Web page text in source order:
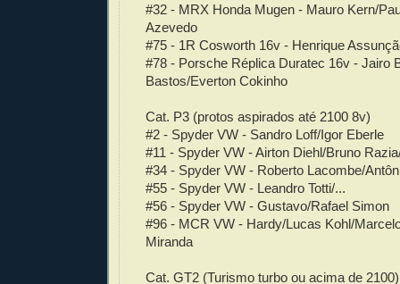
#32 - MRX Honda Mugen - Mauro Kern/
Azevedo
#75 - 1R Cosworth 16v - Henrique
#78 - Porsche Réplica Duratec 16v - Jairo
Bastos/Everton Cokinho
Cat. P3 (protos aspirados até 2100 8v)
#2 - Spyder VW - Sandro Loff/Igor Eberle
#11 - Spyder VW - Airton Diehl/Bruno
#34 - Spyder VW - Roberto Lacombe/
#55 - Spyder VW - Leandro Totti/...
#56 - Spyder VW - Gustavo/Rafael Simon
#96 - MCR VW - Hardy/Lucas Kohl/
Miranda
Cat. GT2 (Turismo turbo ou acima de 2100)